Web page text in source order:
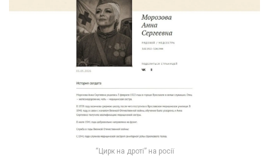
“Цирк на дроті” на росії